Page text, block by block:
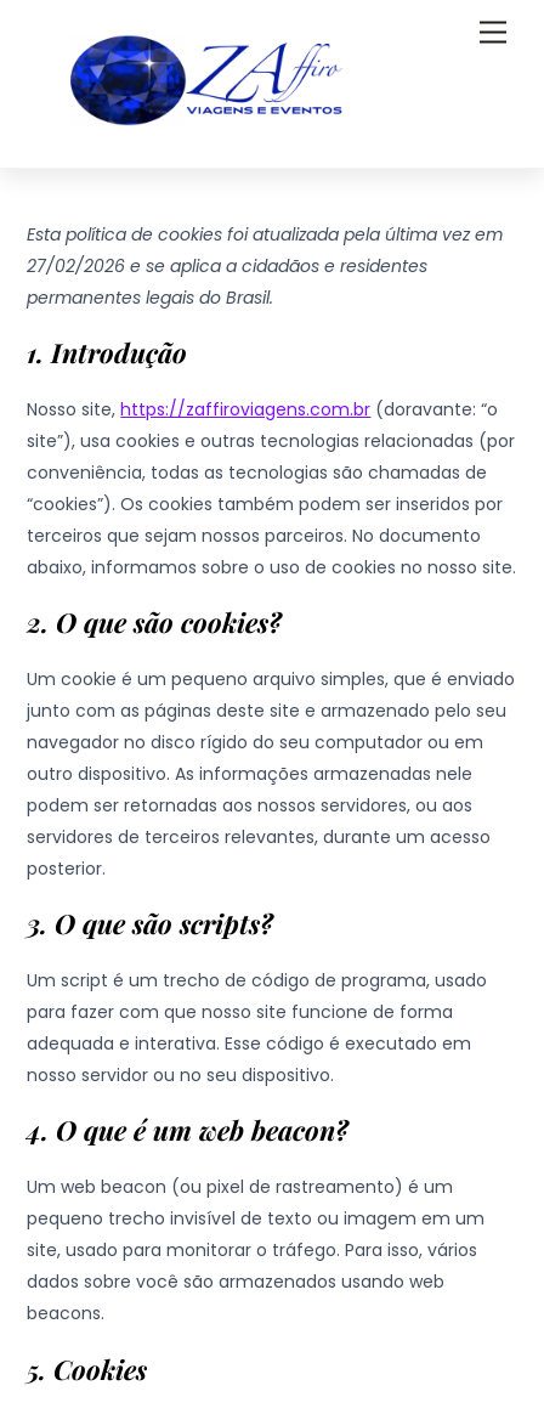
content
Esta política de cookies foi atualizada pela última vez em
27/02/2026 e se aplica a cidadãos e residentes
permanentes legais do Brasil.
1. Introdução
Nosso site,https://zaffiroviagens.com.br (doravante: “o
site”), usa cookies e outras tecnologias relacionadas (por
conveniência, todas as tecnologias são chamadas de
“cookies”). Os cookies também podem ser inseridos por
terceiros que sejam nossos parceiros. No documento
abaixo, informamos sobre o uso de cookies no nosso site.
2. O que são cookies?
Um cookie é um pequeno arquivo simples, que é enviado
junto com as páginas deste site e armazenado pelo seu
navegador no disco rígido do seu computador ou em
outro dispositivo. As informações armazenadas nele
podem ser retornadas aos nossos servidores, ou aos
servidores de terceiros relevantes, durante um acesso
posterior.
3. O que são scripts?
Um script é um trecho de código de programa, usado
para fazer com que nosso site funcione de forma
adequada e interativa. Esse código é executado em
nosso servidor ou no seu dispositivo.
4. O que é um web beacon?
Um web beacon (ou pixel de rastreamento) é um
pequeno trecho invisível de texto ou imagem em um
site, usado para monitorar o tráfego. Para isso, vários
dados sobre você são armazenados usando web
beacons.
5. Cookies